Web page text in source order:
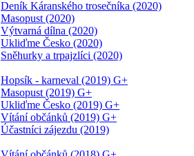
Deník Káranského trosečníka (2020)
Masopust (2020)
Výtvarná dílna (2020)
Ukliďme Česko (2020)
Sněhurky a trpajzlíci (2020)
Hopsík - karneval (2019) G+
Masopust (2019) G+
Ukliďme Česko (2019) G+
Vítání občánků (2019) G+
Účastníci zájezdu (2019)